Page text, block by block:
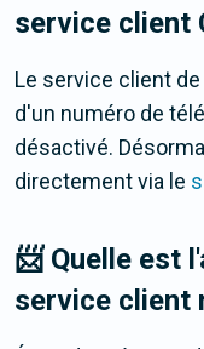
service client
Le service client
d'un numéro de
désactivé.
directement via le
📨 Quelle est
service client